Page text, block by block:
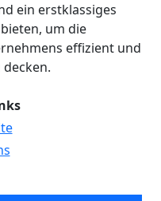
ein erstklassiges
um die
effizient und